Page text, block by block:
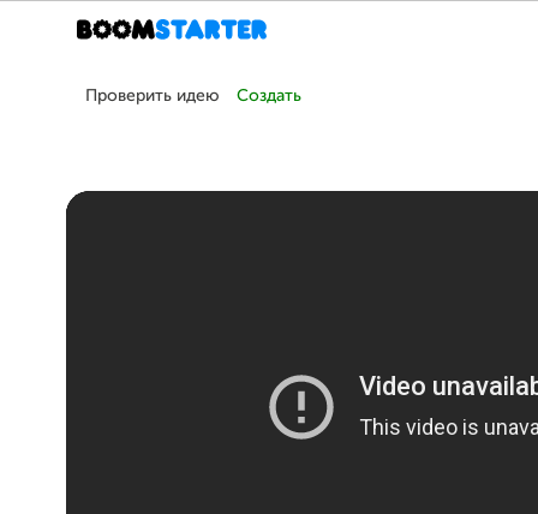
Проверить идею Создать